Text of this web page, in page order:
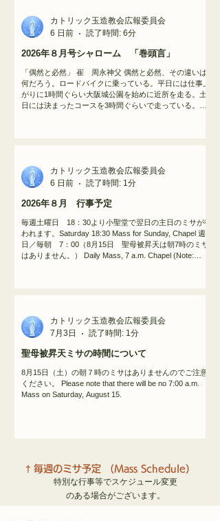
2026年８月号シャローム 「巻頭言」
「偶然と必然」 崔 周永神父 偶然と必然、その違いは
何だろう。ロードバイクに乗っている。平日には仕事上
がりに1時間ぐらい大阪城公園を始めに近所を走る。土
日には決まったコースを3時間ぐらいで走っている。こ
ったり車に接触したりする場合、それは偶然というより
必然の領域に近づく。何故なら、事故とは以前からその
を自分で徐々に高めてきたから起こるのであって、偶然
じコースを同じ時間帯に走ると、いろいろな事が目に入
ってくる。逆走する自転車はごろとあり、時には想定外
の動きを見せる自転車もある。勿論、その自転車には人
が乗っている。歩道からいきなり道路に降りて来る自転
カトリック玉造教会広報委員会
6 日前
読了時間: 6分
2026年８月 行事予定
毎週土曜日 18：30より小聖堂で翌日の主日のミサが行
われます。Saturday 18:30 Mass for Sunday, Chapel 週
日／毎朝 7：00（8月15日 聖母被昇天は朝7時のミサ
はありません。） Daily Mass, 7 a.m. Chapel (Note:
19:00, Chapel 月末の土曜日 20：00 タガログ語ミサ
Tagalog Mass, last Saturday of each month, 20:00,
カトリック玉造教会広報委員会
6 日前
読了時間: 1分
聖母被昇天ミサの時間について
8月15日（土）の朝７時のミサはありませんのでご注意
ください。 Please note that there will be no 7:00 a.m.
Mass on Saturday, August 15.
カトリック玉造教会広報委員会
7月3日
読了時間: 1分
† 毎週のミサ予定 （Mass Schedule）
​特別な行事等でスケジュール変更
のある場合がございます。